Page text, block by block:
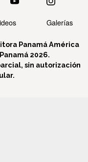
Galerías
Panamá América
2026.
sin autorización